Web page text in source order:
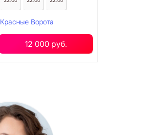
Красные Ворота
12 000 руб.